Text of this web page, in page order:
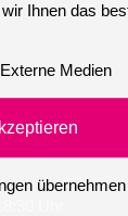
Uhr
Ihnen das
Externe Medien
übernehmen